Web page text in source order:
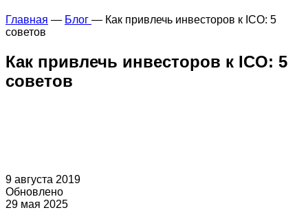
Главная — Блог — Как привлечь инвесторов к ICO: 5
советов
Как привлечь инвесторов к ICO: 5
советов
9 августа 2019
Обновлено
29 мая 2025